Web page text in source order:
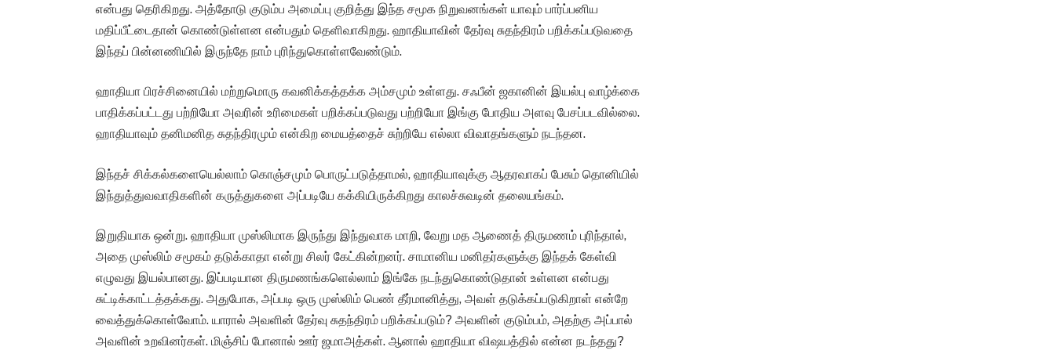
என்பது தெரிகிறது. அத்தோடு குடும்ப அமைப்பு குறித்து இந்த சமூக நிறுவனங்கள் யாவும் பார்ப்பனிய
மதிப்பீட்டைதான் கொண்டுள்ளன என்பதும் தெளிவாகிறது. ஹாதியாவின் தேர்வு சுதந்திரம் பறிக்கப்படுவதை
இந்தப் பின்னணியில் இருந்தே நாம் புரிந்துகொள்ளவேண்டும்.
ஹாதியா பிரச்சினையில் மற்றுமொரு கவனிக்கத்தக்க அம்சமும் உள்ளது. சஃபீன் ஜகானின் இயல்பு வாழ்க்கை
பாதிக்கப்பட்டது பற்றியோ அவரின் உரிமைகள் பறிக்கப்படுவது பற்றியோ இங்கு போதிய அளவு பேசப்படவில்லை.
ஹாதியாவும் தனிமனித சுதந்திரமும் என்கிற மையத்தைச் சுற்றியே எல்லா விவாதங்களும் நடந்தன.
இந்தச் சிக்கல்களையெல்லாம் கொஞ்சமும் பொருட்படுத்தாமல், ஹாதியாவுக்கு ஆதரவாகப் பேசும் தொனியில்
இந்துத்துவவாதிகளின் கருத்துகளை அப்படியே கக்கியிருக்கிறது காலச்சுவடின் தலையங்கம்.
இறுதியாக ஒன்று. ஹாதியா முஸ்லிமாக இருந்து இந்துவாக மாறி, வேறு மத ஆணைத் திருமணம் புரிந்தால்,
அதை முஸ்லிம் சமூகம் தடுக்காதா என்று சிலர் கேட்கின்றனர். சாமானிய மனிதர்களுக்கு இந்தக் கேள்வி
எழுவது இயல்பானது. இப்படியான திருமணங்களெல்லாம் இங்கே நடந்துகொண்டுதான் உள்ளன என்பது
சுட்டிக்காட்டத்தக்கது. அதுபோக, அப்படி ஒரு முஸ்லிம் பெண் தீர்மானித்து, அவள் தடுக்கப்படுகிறாள் என்றே
வைத்துக்கொள்வோம். யாரால் அவளின் தேர்வு சுதந்திரம் பறிக்கப்படும்? அவளின் குடும்பம், அதற்கு அப்பால்
அவளின் உறவினர்கள். மிஞ்சிப் போனால் ஊர் ஜமாஅத்கள். ஆனால் ஹாதியா விஷயத்தில் என்ன நடந்தது?